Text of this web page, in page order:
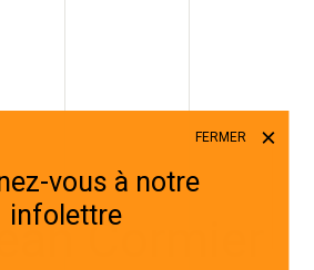
Cormier
FERMER
vous à notre
infolettre